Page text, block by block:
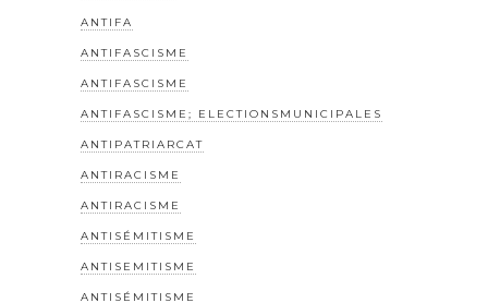
ANTIFA
ANTIFASCISME
ANTIFASCISME
ANTIFASCISME; ELECTIONSMUNICIPALES
ANTIPATRIARCAT
ANTIRACISME
ANTIRACISME
ANTISÉMITISME
ANTISEMITISME
ANTISÉMITISME